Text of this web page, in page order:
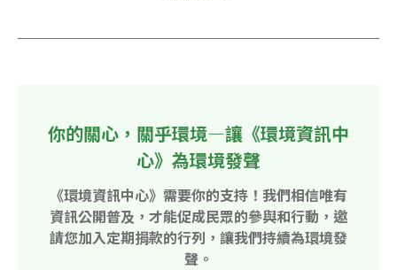
你的關心，關乎環境—讓《環境資訊中
心》為環境發聲
《環境資訊中心》需要你的支持！我們相信唯有
資訊公開普及，才能促成民眾的參與和行動，邀
請您加入定期捐款的行列，讓我們持續為環境發
聲。